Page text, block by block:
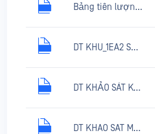
Bảng tiên lượng mời thầu (1).xls
DT KHU_1EA2 SANT CÔNG VIÊN MEN DEN_1.xls
DT KHẢO SÁT KON TUM 162HA_1.xls
DT KHAO SAT MĐ4 1.xls